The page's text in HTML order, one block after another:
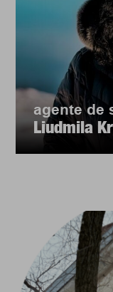
agente de
Liudmila